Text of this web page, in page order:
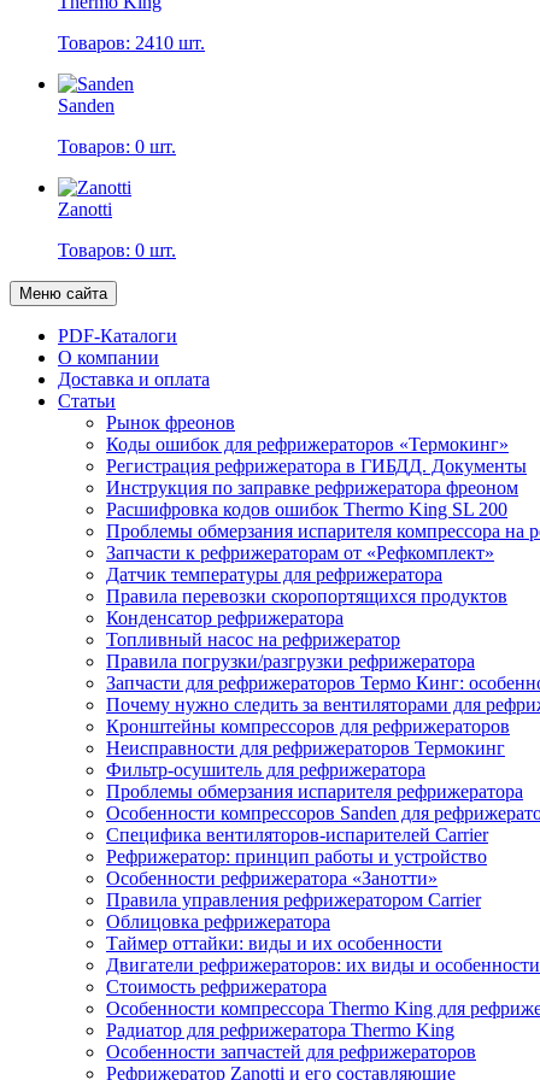
Товаров: 2410 шт.
Sanden
Товаров: 0 шт.
Zanotti
Товаров: 0 шт.
Меню сайта
PDF-Каталоги
О компании
Доставка и оплата
Статьи
Рынок фреонов
Коды ошибок для рефрижераторов «Термокинг»
Регистрация рефрижератора в ГИБДД. Документы
Инструкция по заправке рефрижератора фреоном
Расшифровка кодов ошибок Thermo King SL 200
Проблемы обмерзания испарителя компрессора на
Запчасти к рефрижераторам от «Рефкомплект»
Датчик температуры для рефрижератора
Правила перевозки скоропортящихся продуктов
Конденсатор рефрижератора
Топливный насос на рефрижератор
Правила погрузки/разгрузки рефрижератора
Запчасти для рефрижераторов Термо Кинг:
Почему нужно следить за вентиляторами для
Кронштейны компрессоров для рефрижераторов
Неисправности для рефрижераторов Термокинг
Фильтр-осушитель для рефрижератора
Проблемы обмерзания испарителя рефрижератора
Особенности компрессоров Sanden для
Специфика вентиляторов-испарителей Carrier
Рефрижератор: принцип работы и устройство
Особенности рефрижератора «Занотти»
Правила управления рефрижератором Carrier
Облицовка рефрижератора
Таймер оттайки: виды и их особенности
Двигатели рефрижераторов: их виды и особенности
Стоимость рефрижератора
Особенности компрессора Thermo King для
Радиатор для рефрижератора Thermo King
Особенности запчастей для рефрижераторов
Рефрижератор Zanotti и его составляющие